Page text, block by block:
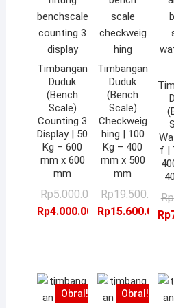
Timbangan
Duduk
(Bench
Scale)
Counting 3
Display | 50
Kg – 600
mm x 600
mm
Rp5.000.000,00Harga
aslinya
Rp4.000.000,00
Harga
saat
Timbangan
Duduk
(Bench
Scale)
Checkweig
hing | 100
Kg – 400
mm x 500
mm
Rp
Rp
f |
Rp
Rp
Obral! Obral!